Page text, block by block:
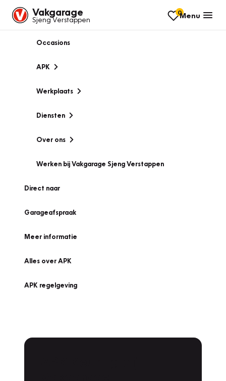
Vakgarage
Sjeng Verstappen
0Menu
Occasions
APK
Werkplaats
Diensten
Over ons
Werken bij Vakgarage Sjeng Verstappen
Direct naar
Garageafspraak
Meer informatie
Alles over APK
APK regelgeving